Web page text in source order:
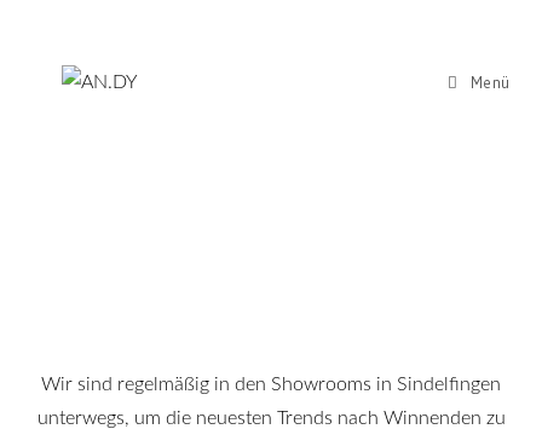
Menü
Wir sind regelmäßig in den Showrooms in Sindelfingen
unterwegs, um die neuesten Trends nach Winnenden zu